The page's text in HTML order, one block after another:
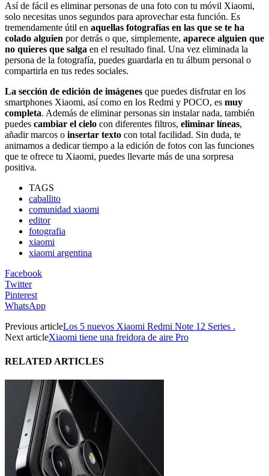
Así de fácil es eliminar personas de una foto con tu móvil Xiaomi,
solo necesitas unos segundos para aprovechar esta función. Es
tremendamente útil en aquellas fotografías en las que se te ha
colado alguien por detrás o que, simplemente, aparece alguien que
no quieres que salga en el resultado final. Una vez eliminada la
persona de la fotografía, puedes guardarla en tu álbum personal o
compartirla en tus redes sociales.
La sección de edición de imágenes que puedes disfrutar en los
smartphones Xiaomi, así como en los Redmi y POCO, es muy
completa. Además de eliminar personas sin instalar nada, también
puedes cambiar el cielo con diferentes filtros, eliminar líneas,
añadir marcos o insertar texto con total facilidad. Sin duda, te
animamos a dedicar tiempo a la edición de fotos con las funciones
que te ofrece tu Xiaomi, puedes llevarte más de una sorpresa
positiva.
TAGS
caballito
comunidad xiaomi
editor
fotografia
xiaomi
xiaomi argentina
Facebook
Twitter
Pinterest
WhatsApp
Previous articleLos 5 nuevos Xiaomi Redmi Note 12 Series .
Next articleXiaomi tiene una freidora de aire Pro
RELATED ARTICLES